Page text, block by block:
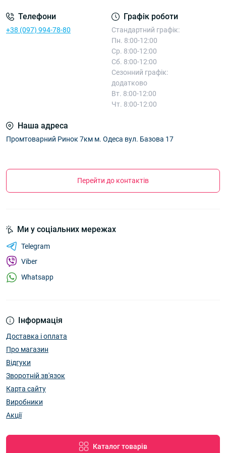
Телефони
+38 (097) 994-78-80
Графік роботи
Стандартний графік:
Пн. 8:00-12:00
Ср. 8:00-12:00
Сб. 8:00-12:00
Сезонний графік:
додатково
Вт. 8:00-12:00
Чт. 8:00-12:00
Наша адреса
Промтоварний Ринок 7км м. Одеса вул. Базова 17
Перейти до контактів
Інформація
Доставка і оплата
Про магазин
Відгуки
Зворотній зв'язок
Карта сайту
Виробники
Акції
Каталог товарів
Ми у соціальних мережах
Telegram
Viber
Whatsapp